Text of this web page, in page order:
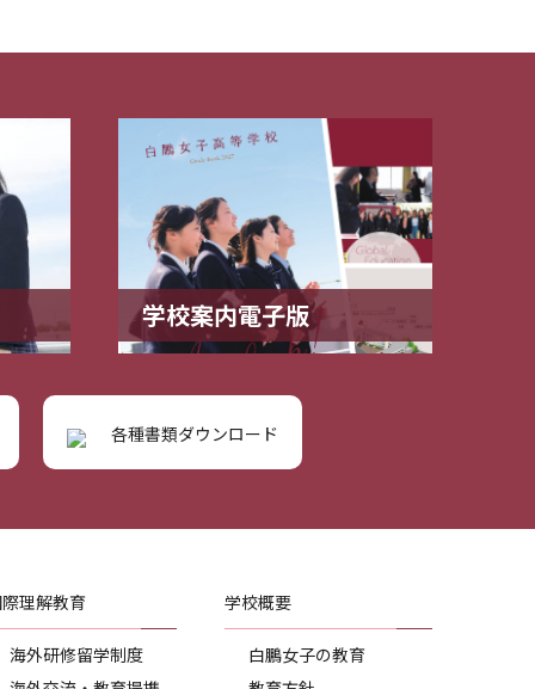
学校案内電子版
各種書類ダウンロード
理解教育
海外研修留学制度
学校概要
白鵬女子の教育